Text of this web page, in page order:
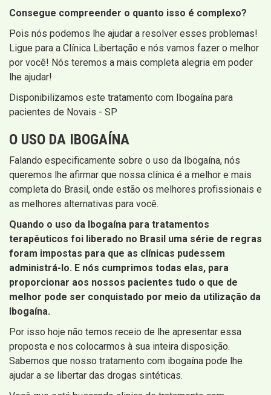
Consegue compreender o quanto isso é complexo?
Pois nós podemos lhe ajudar a resolver esses problemas!
Ligue para a Clínica Libertação e nós vamos fazer o melhor
por você! Nós teremos a mais completa alegria em poder
lhe ajudar!
Disponibilizamos este tratamento com Ibogaína para
pacientes de Novais - SP
O USO DA IBOGAÍNA
Falando especificamente sobre o uso da Ibogaína, nós
queremos lhe afirmar que nossa clínica é a melhor e mais
completa do Brasil, onde estão os melhores profissionais e
as melhores alternativas para você.
Quando o uso da Ibogaína para tratamentos
terapêuticos foi liberado no Brasil uma série de regras
foram impostas para que as clínicas pudessem
administrá-lo. E nós cumprimos todas elas, para
proporcionar aos nossos pacientes tudo o que de
melhor pode ser conquistado por meio da utilização da
Ibogaína.
Por isso hoje não temos receio de lhe apresentar essa
proposta e nos colocarmos à sua inteira disposição.
Sabemos que nosso tratamento com ibogaína pode lhe
ajudar a se libertar das drogas sintéticas.